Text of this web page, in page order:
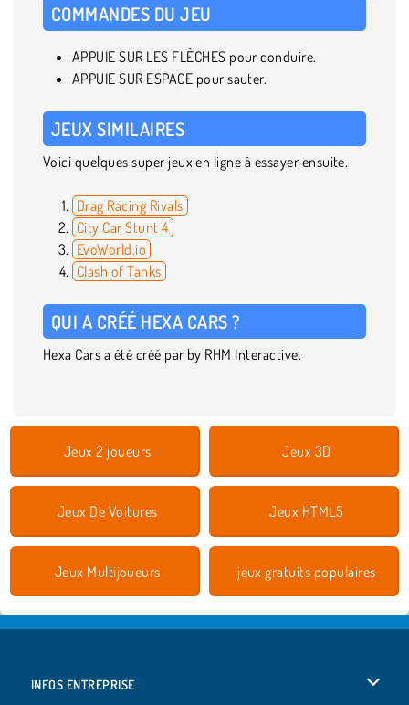
COMMANDES DU JEU
APPUIE SUR LES FLÈCHES pour conduire.
APPUIE SUR ESPACE pour sauter.
JEUX SIMILAIRES
Voici quelques super jeux en ligne à essayer ensuite.
Drag Racing Rivals
City Car Stunt 4
EvoWorld.io
Clash of Tanks
QUI A CRÉÉ HEXA CARS ?
Hexa Cars a été créé par by RHM Interactive.
Jeux 2 joueurs Jeux 3D
Jeux De Voitures Jeux HTML5
Jeux Multijoueurs jeux gratuits populaires
INFOS ENTREPRISE